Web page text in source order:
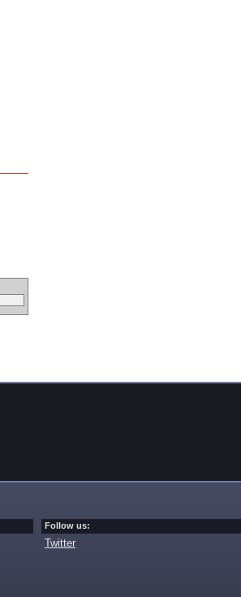
Follow us:
Twitter